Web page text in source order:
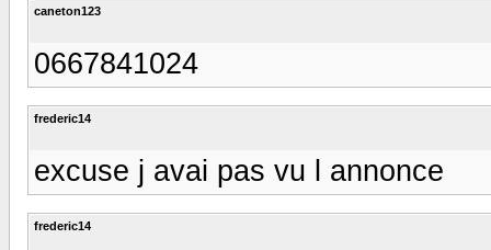
caneton123
0667841024
frederic14
excuse j avai pas vu l annonce
frederic14